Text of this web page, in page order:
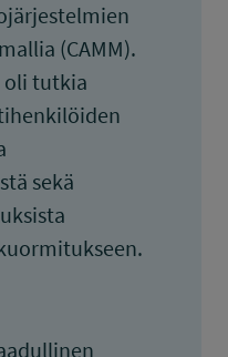
(CAMM).
oli tutkia
sekä